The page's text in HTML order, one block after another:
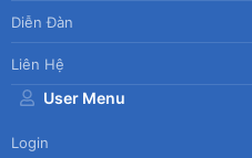
Diễn Đàn
Liên Hệ
User Menu
Login